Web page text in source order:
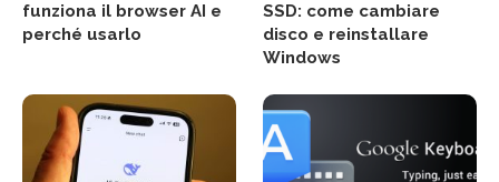
funziona il browser AI e
perché usarlo
SSD: come cambiare
disco e reinstallare
Windows